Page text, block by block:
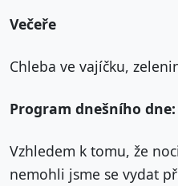
Večeře
Chleba ve vajíčku,
Program dnešního dne:
Vzhledem k tomu, že
nemohli jsme se vydat